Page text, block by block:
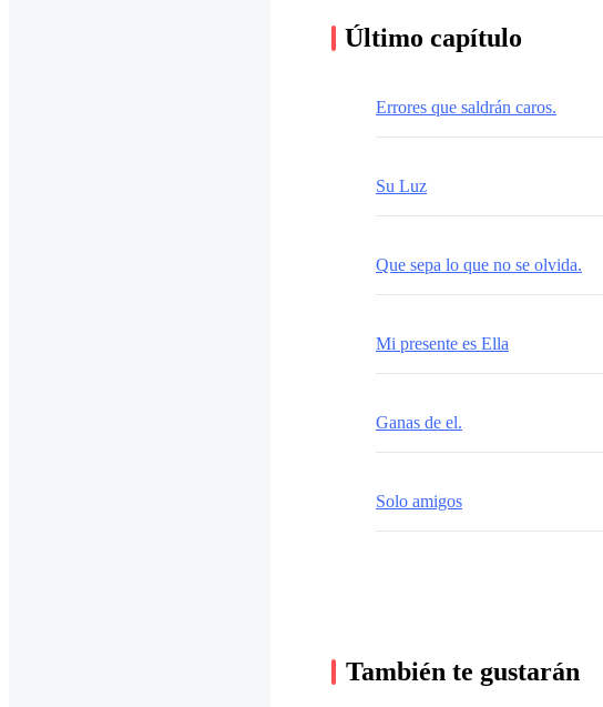
Último capítulo
Errores que saldrán caros.
Su Luz
Que sepa lo que no se olvida.
Mi presente es Ella
Ganas de el.
Solo amigos
También te gustarán